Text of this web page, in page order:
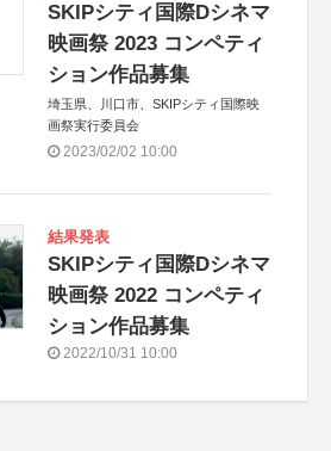
SKIPシティ国際Dシネマ
映画祭 2023 コンペティ
ション作品募集
埼玉県、川口市、SKIPシティ国際映
画祭実行委員会
2023/02/02 10:00
結果発表
SKIPシティ国際Dシネマ
映画祭 2022 コンペティ
ション作品募集
2022/10/31 10:00